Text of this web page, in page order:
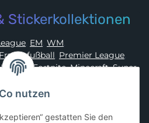
Stickerkollektionen
League, EM, WM,
Frauenfußball, Premier League,
Ninjago Fortnite,Minecraft,Super
Asterix
&
nutzen
gestatten Sie den